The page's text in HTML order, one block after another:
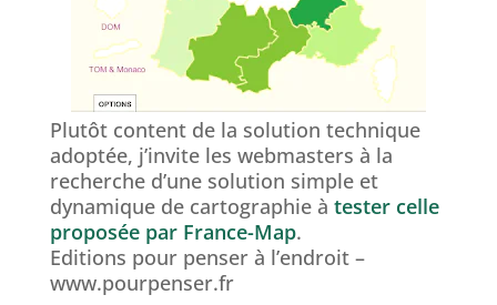
Plutôt content de la solution technique
adoptée, j’invite les webmasters à la
recherche d’une solution simple et
dynamique de cartographie à tester celle
proposée par France-Map.
Editions pour penser à l’endroit –
www.pourpenser.fr